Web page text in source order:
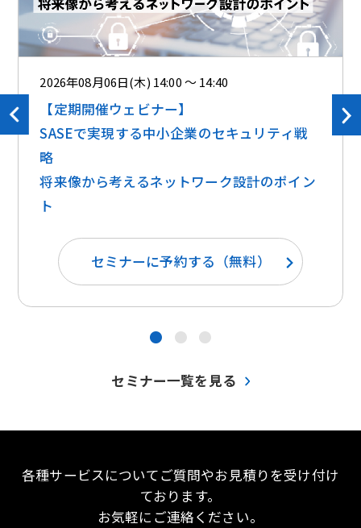
2026年08月06日(木) 14:00 ～ 14:40
【定期開催ウェビナー】
SASEで実現する中小企業のセキュリティ戦
略
将来像から考えるネットワーク設計のポイン
ト
セミナーに予約する（無料）
● ● ●
セミナー一覧を見る
各種サービスについてご質問やお見積りを受け付け
ております。
お気軽にご連絡ください。